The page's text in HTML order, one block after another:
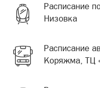
Расписание
Низовка
Расписание
Коряжма, ТЦ